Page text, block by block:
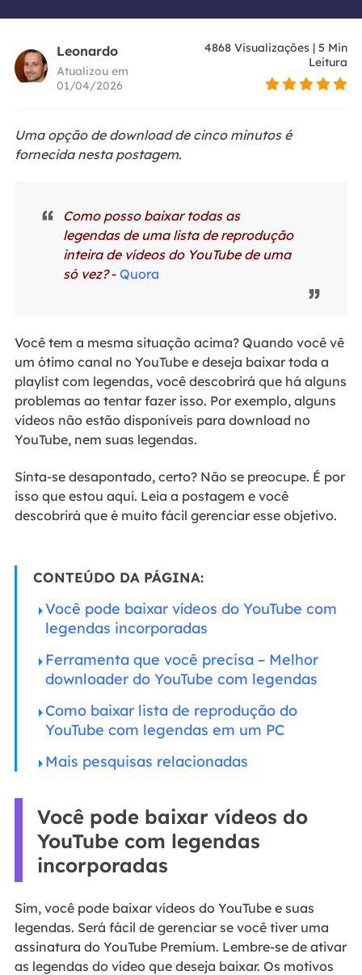
Leonardo
Atualizou em
01/04/2026
4868 Visualizações |5 Min
Leitura
Uma opção de download de cinco minutos é
fornecida nesta postagem.
Como posso baixar todas as
legendas de uma lista de reprodução
inteira de vídeos do YouTube de uma
só vez?- Quora
Você tem a mesma situação acima? Quando você vê
um ótimo canal no YouTube e deseja baixar toda a
playlist com legendas, você descobrirá que há alguns
problemas ao tentar fazer isso. Por exemplo, alguns
vídeos não estão disponíveis para download no
YouTube, nem suas legendas.
Sinta-se desapontado, certo? Não se preocupe. É por
isso que estou aqui. Leia a postagem e você
descobrirá que é muito fácil gerenciar esse objetivo.
CONTEÚDO DA PÁGINA:
Você pode baixar vídeos do YouTube com
legendas incorporadas
Ferramenta que você precisa – Melhor
downloader do YouTube com legendas
Como baixar lista de reprodução do
YouTube com legendas em um PC
Mais pesquisas relacionadas
Você pode baixar vídeos do
YouTube com legendas
incorporadas
Sim, você pode baixar vídeos do YouTube e suas
legendas. Será fácil de gerenciar se você tiver uma
assinatura do YouTube Premium. Lembre-se de ativar
as legendas do vídeo que deseja baixar. Os motivos